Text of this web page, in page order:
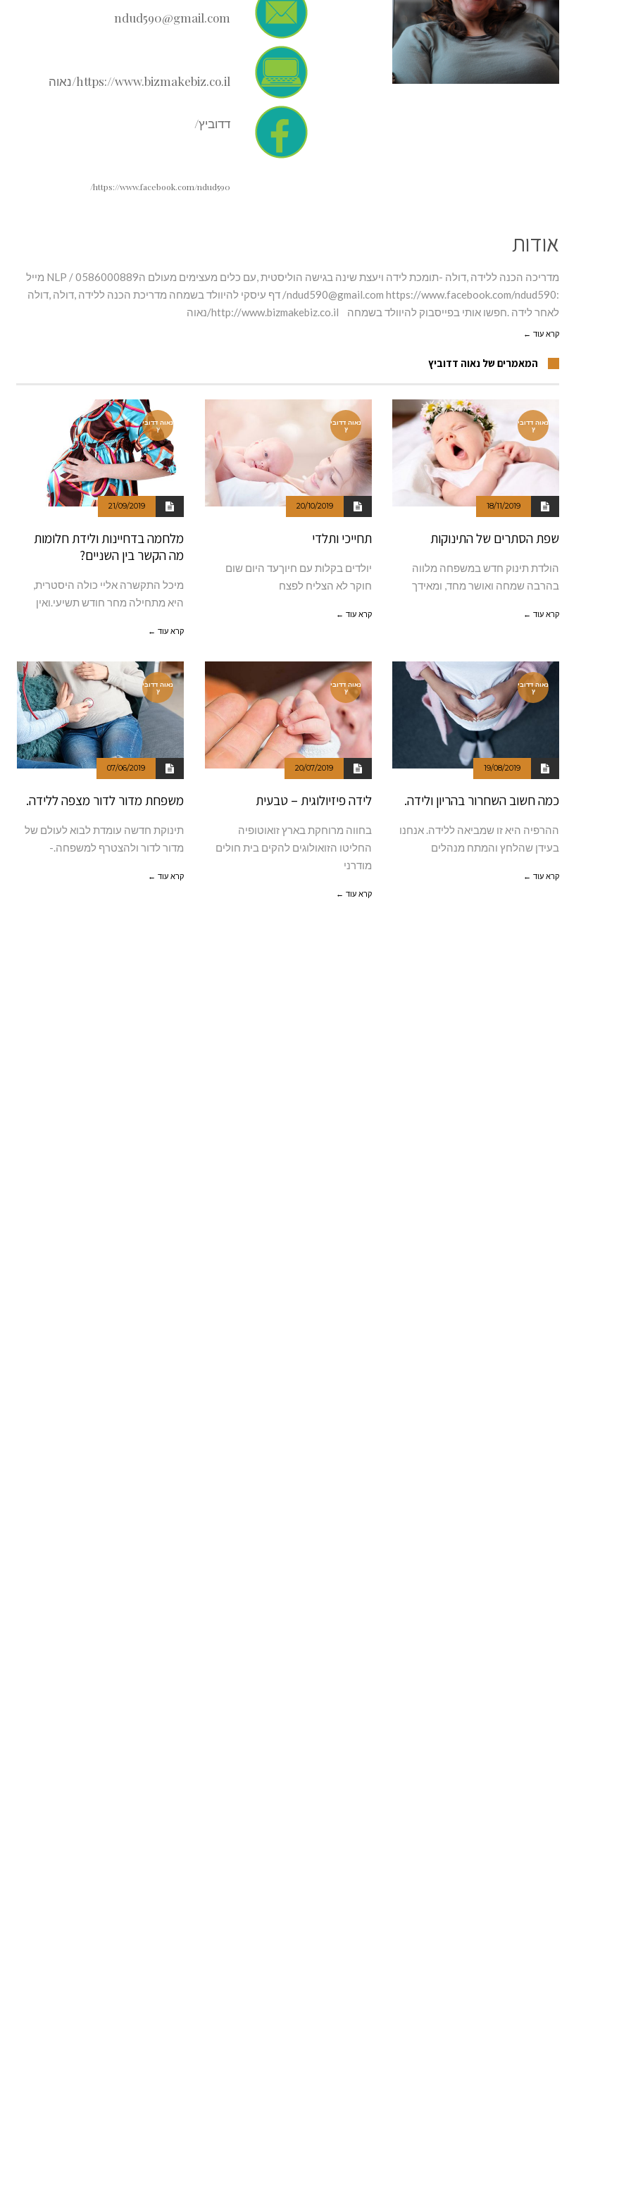
ndud590@gmail.com
https://www.bizmakebiz.co.il/נאוה
דדוביץ/
https://www.facebook.com/ndud590/
אודות
מדריכה הכנה ללידה ,דולה -תומכת לידה ויעצת שינה בגישה הוליסטית ,עם כלים מעצימים מעולם הNLP / 0586000889 מייל
:
ndud590@gmail.comhttps://www.facebook.com/ndud590/ דף עיסקי להיוולד בשמחה מדריכת הכנה ללידה ,דולה ,דולה
לאחר לידה .חפשו אותי בפייסבוק להיוולד בשמחה http://www.bizmakebiz.co.il/נאוה
קרא עוד ←
המאמרים של נאוה דדוביץ
נאוה דדובי
ץ
18/11/2019
שפת הסתרים של התינוקות
הולדת תינוק חדש במשפחה מלווה
בהרבה שמחה ואושר מחד, ומאידך
קרא עוד ←
נאוה דדובי
ץ
20/10/2019
תחייכי ותלדי
יולדים בקלות עם חיוךעד היום שום
חוקר לא הצליח לפצח
קרא עוד ←
נאוה דדובי
ץ
21/09/2019
מלחמה בדחיינות ולידת חלומות
מה הקשר בין השניים?
מיכל התקשרה אליי כולה היסטרית,
היא מתחילה מחר חודש תשיעי.ואין
קרא עוד ←
נאוה דדובי
ץ
19/08/2019
כמה חשוב השחרור בהריון ולידה.
ההרפיה היא זו שמביאה ללידה. אנחנו
בעידן שהלחץ והמתח מנהלים
קרא עוד ←
נאוה דדובי
ץ
20/07/2019
לידה פיזיולוגית – טבעית
בחווה מרוחקת בארץ זואוטופיה
החליטו הזואולוגים להקים בית חולים
מודרני
קרא עוד ←
נאוה דדובי
ץ
07/06/2019
משפחת מדור לדור מצפה ללידה.
תינוקת חדשה עומדת לבוא לעולם של
מדור לדור ולהצטרף למשפחה.-
קרא עוד ←